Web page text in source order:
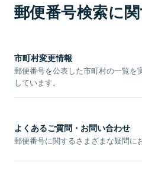
郵便番号検索に
市町村変更情報
郵便番号を公表した市町村の一覧を
しています。
よくあるご質問・お問い合わせ
郵便番号に関するさまざまな疑問に